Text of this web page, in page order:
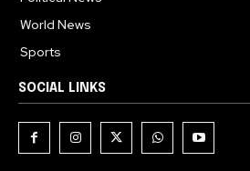
World News
Sports
SOCIAL LINKS